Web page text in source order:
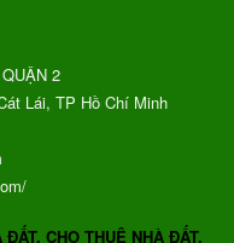
2
Lái, TP Hồ Chí Minh
CHO THUÊ NHÀ ĐẤT,